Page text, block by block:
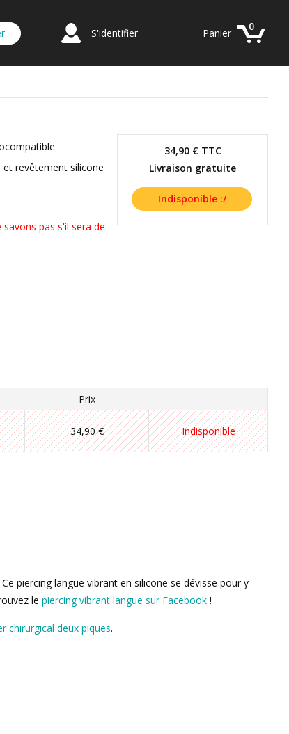
S'identifier
0
Panier
34,90 €TTC
Livraison gratuite
revêtement silicone
pas s'il sera de
Prix
34,90 € Indisponible
piercing langue vibrant en silicone se dévisse pour y
le piercing vibrant langue sur Facebook !
chirurgical deux piques.